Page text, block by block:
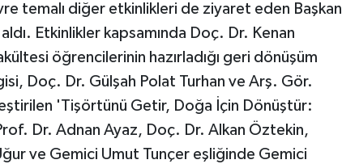
temalı diğer etkinlikleri de ziyaret eden Başkan
Etkinlikler kapsamında Doç. Dr. Kenan
öğrencilerinin hazırladığı geri dönüşüm
Doç. Dr. Gülşah Polat Turhan ve Arş. Gör.
'Tişörtünü Getir, Doğa İçin Dönüştür:
Dr. Adnan Ayaz, Doç. Dr. Alkan Öztekin,
ve Gemici Umut Tunçer eşliğinde Gemici